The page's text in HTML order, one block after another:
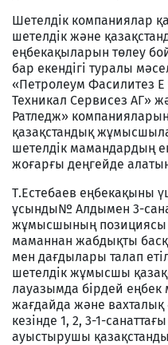
Шетелдік компаниялар
шетелдік және
еңбекақыларын төлеу
бар екендігі туралы
«Петролеум Фасилитез
Техникал Сервисез АГ»
Ратледж»
қазақстандық
шетелдік мамандардың
жоғарғы деңгейде
Т.Естебаев еңбекақыны
ұсынды№ Алдымен 3-
жұмысшының позициясы
маманнан жабдықты
мен дағдылары талап
шетелдік жұмысшы
лауазымда бірдей еңбек
жағдайда және
кезінде 1, 2, 3-1-
ауыстырушы